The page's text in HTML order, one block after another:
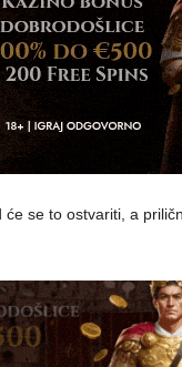
će se to ostvariti, a